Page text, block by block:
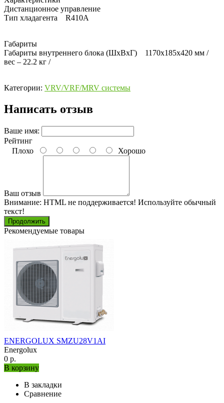
Дистанционное управление
Тип хладагента R410А
Габариты
Габариты внутреннего блока (ШхВхГ) 1170x185x420 мм /
вес – 22.2 кг /
Категории: VRV/VRF/MRV системы
Написать отзыв
Ваше имя:
Рейтинг
Плохо
Хорошо
Ваш отзыв
Внимание: HTML не поддерживается! Используйте обычный
текст!
Продолжить
Рекомендуемые товары
ENERGOLUX SMZU28V1AI
Energolux
0 р.
В корзину
В закладки
Сравнение